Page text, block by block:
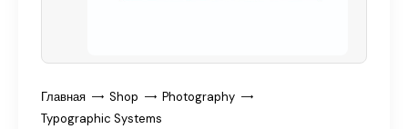
Главная Shop
Photography
Typographic Systems